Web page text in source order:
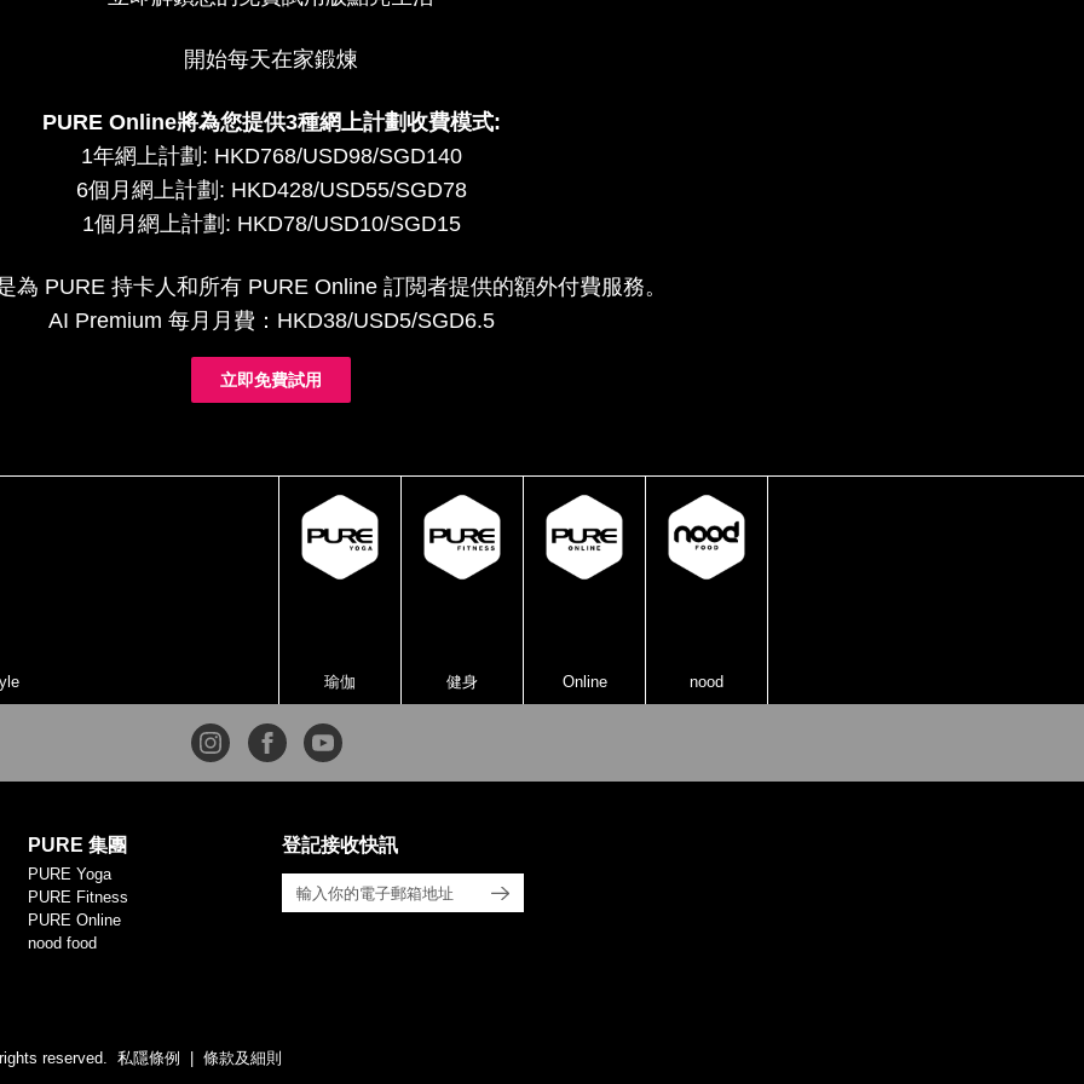
開始每天在家鍛煉
PURE Online將為您提供3種網上計劃收費模式:
1年網上計劃: HKD768/USD98/SGD140
6個月網上計劃: HKD428/USD55/SGD78
1個月網上計劃: HKD78/USD10/SGD15
為 PURE 持卡人和所有 PURE Online 訂閲者提供的額外付費服務。
AI Premium 每月月費：HKD38/USD5/SGD6.5
立即免費試用
瑜伽 健身 Online nood
PURE 集團
PURE Yoga
PURE Fitness
PURE Online
nood food
登記接收快訊
reserved. 私隱條例 條款及細則